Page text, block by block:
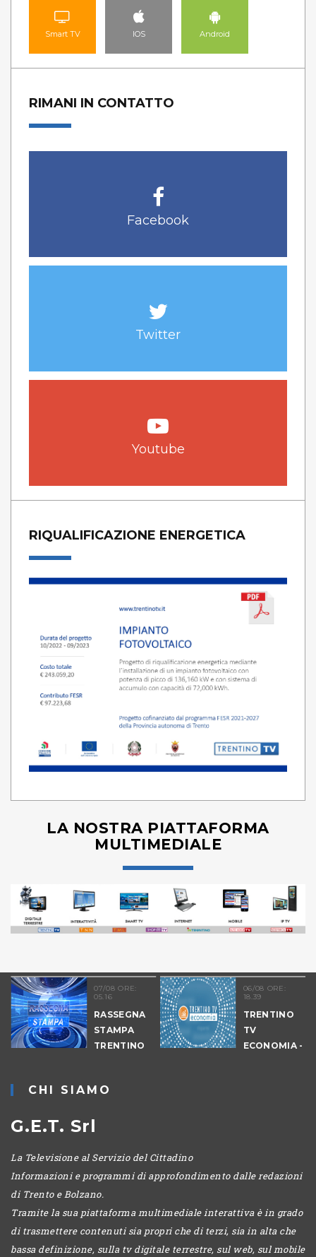
Smart TV IOS Android
RIMANI IN CONTATTO
Facebook
Twitter
Youtube
RIQUALIFICAZIONE ENERGETICA
LA NOSTRA PIATTAFORMA
MULTIMEDIALE
07/08 ORE:
05.16
RASSEGNA
STAMPA
TRENTINO
06/08 ORE:
18.39
TRENTINO
TV
ECONOMIA -
CHI SIAMO
G.E.T. Srl
La Televisione al Servizio del Cittadino
Informazioni e programmi di approfondimento dalle redazioni
di Trento e Bolzano.
Tramite la sua piattaforma multimediale interattiva è in grado
di trasmettere contenuti sia propri che di terzi, sia in alta che
bassa definizione, sulla tv digitale terrestre, sul web, sul mobile